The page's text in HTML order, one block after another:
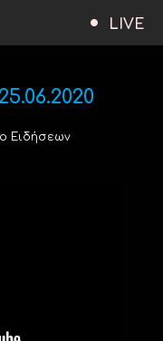
LIVE
Ειδήσεων